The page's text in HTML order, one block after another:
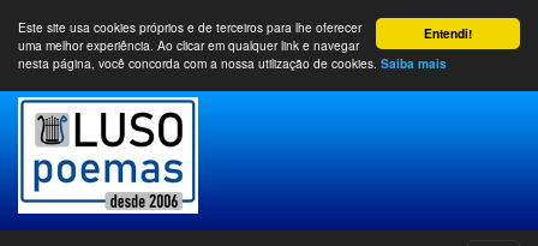
Entendi!
Este site usa cookies próprios e de terceiros para lhe oferecer
uma melhor experiência. Ao clicar em qualquer link e navegar
nesta página, você concorda com a nossa utilização de cookies. Saiba mais